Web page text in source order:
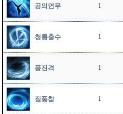
공의연무 1
청룡출수 1
풍진격 1
질풍참 1